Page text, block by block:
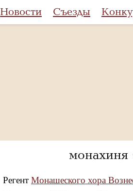
Новости Съезды
Регент Монашеского хора